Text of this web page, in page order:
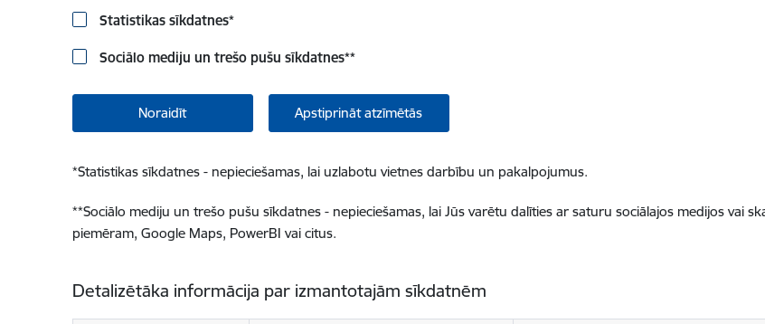
Statistikas sīkdatnes*
Sociālo mediju un trešo pušu sīkdatnes**
Noraidīt Apstiprināt atzīmētās
*Statistikas sīkdatnes - nepieciešamas, lai uzlabotu vietnes darbību un pakalpojumus.
**Sociālo mediju un trešo pušu sīkdatnes - nepieciešamas, lai Jūs varētu dalīties ar saturu sociālajos medijos vai
piemēram, Google Maps, PowerBI vai citus.
Detalizētāka informācija par izmantotajām sīkdatnēm